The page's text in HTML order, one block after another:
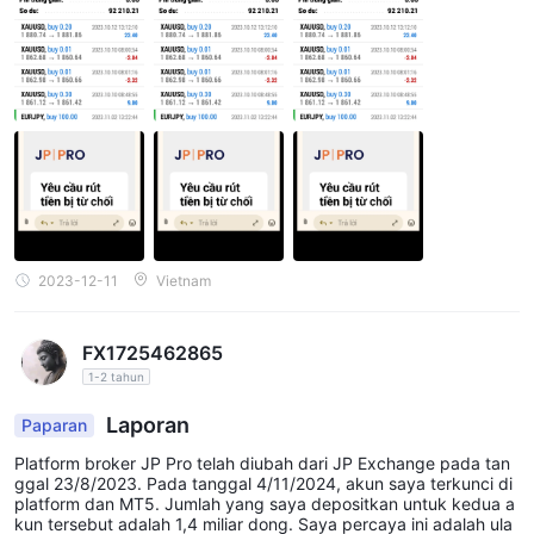
Akun Standar:
Deposit Minimum:
$100
Jenis akun ini cocok untuk para trader yang baru memulai di
pasar keuangan dan ingin merasakan trading langsung dengan
Akun ECN:
Deposit Minimum:
Akun ECN dirancang untuk para trader yang lebih memilih
akun ini memberikan akses ke fitur-fitur seperti Manajer Akun
Pribadi, Trading Central, Webinar VIP, dan Penarikan Instan.
Akun Pro:
Deposit Minimum:$5,000
Pro akun dirancang khusus untuk trader yang lebih
berpengalaman dan mereka yang mencari layanan yang lebih
2023-12-11 Vietnam
FX1725462865
1-2 tahun
Paparan Laporan
Platform broker JP Pro telah diubah dari JP Exchange pada tan
ggal 23/8/2023. Pada tanggal 4/11/2024, akun saya terkunci di
platform dan MT5. Jumlah yang saya depositkan untuk kedua a
kun tersebut adalah 1,4 miliar dong. Saya percaya ini adalah ula